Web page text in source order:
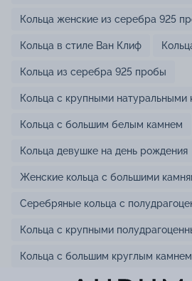
Кольца женские из серебра 925
Кольца в стиле Ван Клиф
Кольца из серебра 925 пробы
Кольца с крупными натуральными
Кольца с большим белым камнем
Кольца девушке на день рождения
Женские кольца с большими
Серебряные кольца с
Кольца с крупными
Кольца с большим круглым камнем